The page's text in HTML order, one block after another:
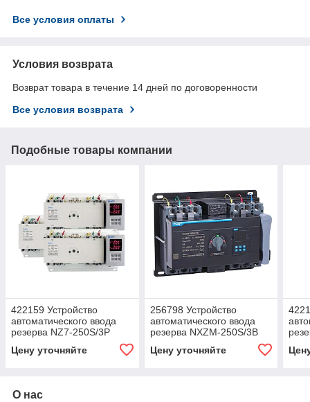
Все условия оплаты
Условия возврата
Возврат товара в течение 14 дней по договоренности
Все условия возврата
Подобные товары компании
422159 Устройство
автоматического ввода
резерва NZ7-250S/3P
Цену уточняйте
256798 Устройство
автоматического ввода
резерва NXZM-250S/3B
Цену уточняйте
О нас